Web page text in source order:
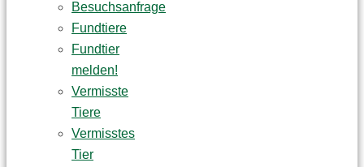
Besuchsanfrage
Fundtiere
Fundtier
melden!
Vermisste
Tiere
Vermisstes
Tier